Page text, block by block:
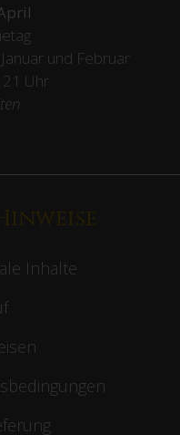
und Februar
21 Uhr
Inhalte